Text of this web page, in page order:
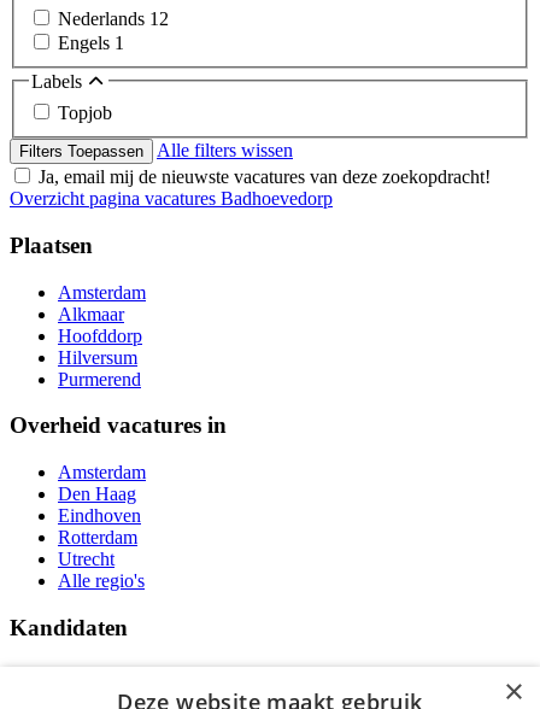
Nederlands 12
Engels 1
Labels
Topjob
Filters Toepassen
Alle filters wissen
Ja, email mij de nieuwste vacatures van deze zoekopdracht!
Overzicht pagina vacatures Badhoevedorp
Plaatsen
Amsterdam
Alkmaar
Hoofddorp
Hilversum
Purmerend
Overheid vacatures in
Amsterdam
Den Haag
Eindhoven
Rotterdam
Utrecht
Alle regio's
Kandidaten
Traineeships
Vacatures
×
Deze website maakt gebruik